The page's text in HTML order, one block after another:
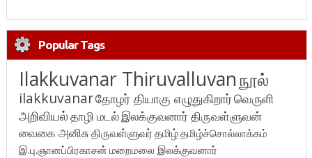
Popular Tags
Ilakkuvanar Thiruvalluvanநூல்
ilakkuvanarதோழர் தியாகு எழுதுகிறார்வெருளி
அறிவியல்தாழி மடல்இலக்குவனார் திருவள்ளுவன்
வைகை அனிசுதிருவள்ளுவர்தமிழ்தமிழ்ச்சொல்லாக்கம்
இ.பு.ஞானப்பிரகாசன் மறைமலை இலக்குவனார்